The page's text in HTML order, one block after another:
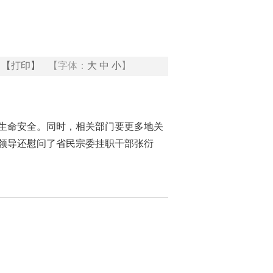
【打印】 【字体： 大 中 小】
命安全。同时，相关部门要更多地关
导还慰问了省民宗委挂职干部张衍